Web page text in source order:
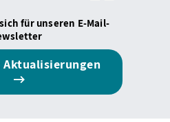
für unseren E-Mail-
Aktualisierungen